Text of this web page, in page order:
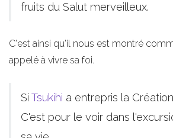
fruits du Salut merveilleux.
C'est ainsi qu'il nous est montré
appelé à vivre sa foi.
Si Tsukihi a entrepris la
C'est pour le voir dans